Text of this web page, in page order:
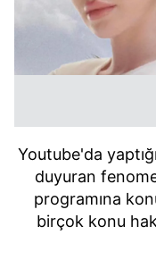
Youtube'da
duyuran
programına
birçok konu